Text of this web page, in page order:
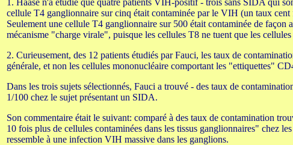
1. Haase n'a étudié que quatre patients VIH-positif - trois sans SIDA qui
cellule T4 ganglionnaire sur cinq était contaminée par le VIH (un taux
Seulement une cellule T4 ganglionnaire sur 500 était contaminée de
mécanisme "charge virale", puisque les cellules T8 ne tuent que les
2. Curieusement, des 12 patients étudiés par Fauci, les taux de
générale, et non les cellules mononucléaire comportant les "ettiquettes"
Dans les trois sujets sélectionnés, Fauci a trouvé - des taux de
1/100 chez le sujet présentant un SIDA.
Son commentaire était le suivant: comparé à des taux de contamination
10 fois plus de cellules contaminées dans les tissus ganglionnaires" chez
ressemble à une infection VIH massive dans les ganglions.